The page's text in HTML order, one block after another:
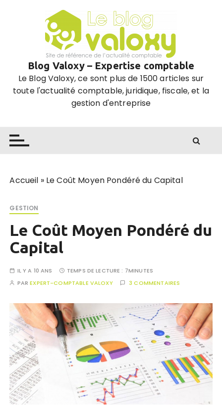
Blog Valoxy – Expertise comptable
Le Blog Valoxy, ce sont plus de 1500 articles sur
toute l'actualité comptable, juridique, fiscale, et la
gestion d'entreprise
Accueil » Le Coût Moyen Pondéré du Capital
GESTION
Le Coût Moyen Pondéré du
Capital
IL Y A 10 ANS TEMPS DE LECTURE : 7MINUTES
PAREXPERT-COMPTABLE VALOXY 3 COMMENTAIRES